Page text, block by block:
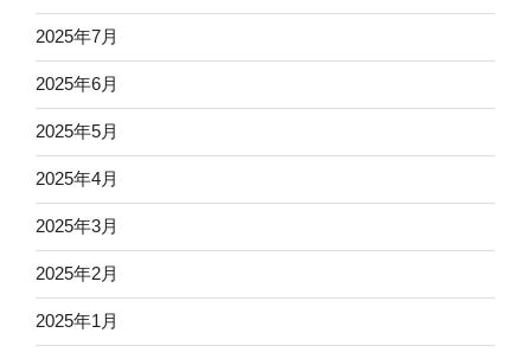
2025年7月
2025年6月
2025年5月
2025年4月
2025年3月
2025年2月
2025年1月